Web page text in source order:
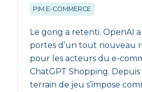
PIM E-COMMERCE
Le gong a retenti. OpenAI
portes d’un tout nouveau
pour les acteurs du e-
ChatGPT Shopping. Depuis
terrain de jeu s’impose